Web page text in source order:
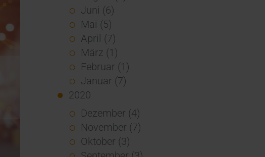
Juni (6)
Mai (5)
April (7)
März (1)
Februar (1)
Januar (7)
2020
Dezember (4)
November (7)
Oktober (3)